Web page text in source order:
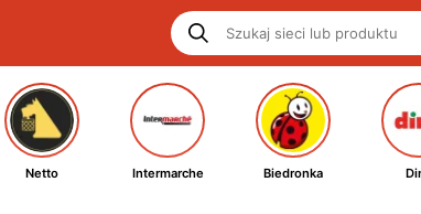
Netto Intermarche Biedronka